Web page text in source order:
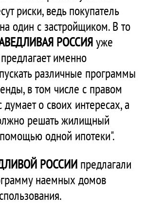
риски, ведь покупатель
один с застройщиком. В то
РОССИЯуже
именно
различные программы
в том числе с правом
о своих интересах, а
решать жилищный
одной ипотеки".
РОССИИ предлагали
наемных домов